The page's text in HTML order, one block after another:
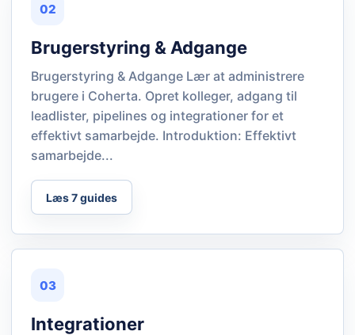
02
Brugerstyring & Adgange
Brugerstyring & Adgange Lær at administrere
brugere i Coherta. Opret kolleger, adgang til
leadlister, pipelines og integrationer for et
effektivt samarbejde. Introduktion: Effektivt
samarbejde...
Læs 7 guides
03
Integrationer